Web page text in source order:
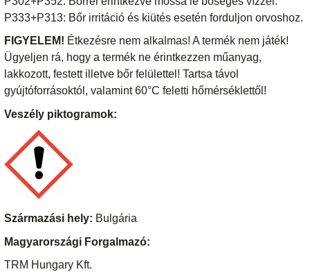
P333+P313: Bőr irritáció és kiütés esetén forduljon orvoshoz.
FIGYELEM! Étkezésre nem alkalmas! A termék nem játék!
Ügyeljen rá, hogy a termék ne érintkezzen műanyag,
lakkozott, festett illetve bőr felülettel! Tartsa távol
gyújtóforrásoktól, valamint 60°C feletti hőmérséklettől!
Veszély piktogramok:
Származási hely: Bulgária
Magyarországi Forgalmazó:
TRM Hungary Kft.